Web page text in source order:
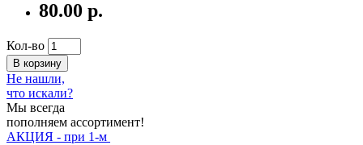
80.00 р.
Кол-во
В корзину
Не нашли,
что искали?
Мы всегда
пополняем ассортимент!
АКЦИЯ - при 1-м